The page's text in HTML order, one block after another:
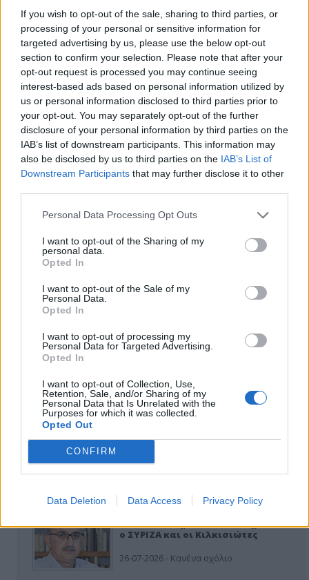
If you wish to opt-out of the sale, sharing to third parties, or
processing of your personal or sensitive information for
targeted advertising by us, please use the below opt-out
section to confirm your selection. Please note that after your
opt-out request is processed you may continue seeing
interest-based ads based on personal information utilized by
us or personal information disclosed to third parties prior to
your opt-out. You may separately opt-out of the further
disclosure of your personal information by third parties on the
IAB’s list of downstream participants. This information may
also be disclosed by us to third parties on the IAB’s List of
Downstream Participants that may further disclose it to other
Personal Data Processing Opt Outs
I want to opt-out of the Sharing of my
personal data.
Opted In
I want to opt-out of the Sale of my
Personal Data.
Opted In
I want to opt-out of processing my
Personal Data for Targeted Advertising.
Opted In
I want to opt-out of Collection, Use,
Retention, Sale, and/or Sharing of my
Personal Data that Is Unrelated with the
Purposes for which it was collected.
Opted Out
CONFIRM
Data Deletion Data Access Privacy Policy
Ειδήσεις 5-8-2026
ΑΠΟΨΕΙΣ
Εδώ Παππάς, εκεί Παππάς, που είναι
ο ΣΥΡΙΖΑ και οι Κιλκισιώτες
26-07-2026 - Κανένα σχόλιο